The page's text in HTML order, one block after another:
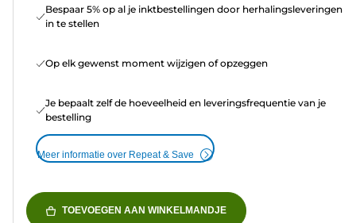
Bespaar 5% op al je inktbestellingen door herhalingsleveringen
in te stellen
Op elk gewenst moment wijzigen of opzeggen
Je bepaalt zelf de hoeveelheid en leveringsfrequentie van je
bestelling
Meer informatie over Repeat & Save
TOEVOEGEN AAN WINKELMANDJE